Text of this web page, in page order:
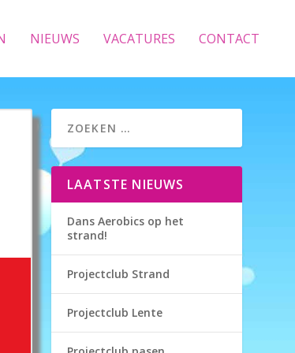
NIEUWS VACATURES CONTACT
LAATSTE NIEUWS
Dans Aerobics op het
strand!
Projectclub Strand
Projectclub Lente